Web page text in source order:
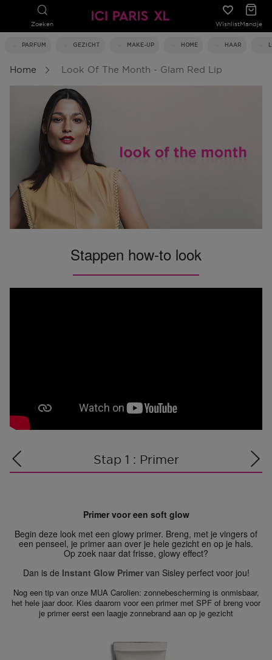
Zoeken WishlistMandje
PARFUM GEZICHT MAKE-UP HOME HAAR
Home Look Of The Month - Glam Red Lip
Stappen how-to look
Stap 1 : Primer
Primer voor een soft glow
Begin deze look met een glowy primer. Breng, met je vingers of
een penseel, je primer aan over je hele gezicht en op je hals.
Op zoek naar dat frisse, glowy effect?
Dan is de Instant Glow Primervan Sisley perfect voor jou!
Nog een tip van onze MUA Carolien: zonnebescherming is onmisbaar,
het hele jaar door. Kies daarom voor een primer met SPF of breng voor
je primer eerst een laagje zonnebrand aan op je gezicht